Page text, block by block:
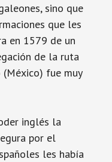
sino que
que les
en 1579 de un
de la ruta
fue muy
inglés la
por el
les había